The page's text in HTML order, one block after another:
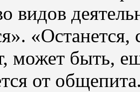
видов
«Останется,
может быть,
от